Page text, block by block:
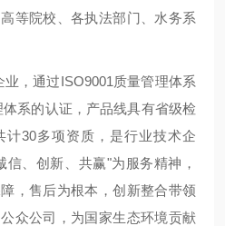
等院校、各执法部门、水务系
，通过ISO9001质量管理体系
系的认证，产品线具有省级检
30多项资质，是行业技术企
信、创新、共赢"为服务精神，
，售后为根本，创新整合带领
众公司，为国家生态环境贡献